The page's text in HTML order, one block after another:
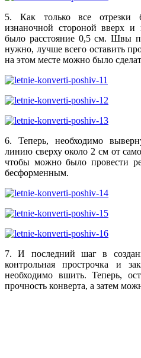
5. Как только все отрезки
изнаночной стороной вверх и
было расстояние 0,5 см. Швы
нужно, лучше всего оставить
на этом месте можно было
6. Теперь, необходимо
линию сверху около 2 см от
чтобы можно было провести
бесформенным.
7. И последний шаг в
контрольная прострочка и
необходимо вшить. Теперь,
прочность конверта, а затем